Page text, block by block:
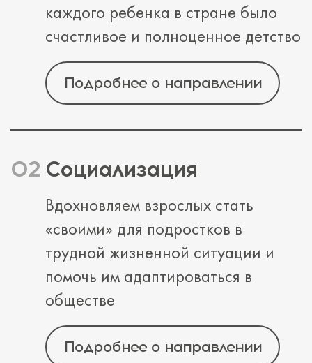
каждого ребенка в стране было
счастливое и полноценное детство
Подробнее о направлении
Социализация
Вдохновляем взрослых стать
«своими» для подростков в
трудной жизненной ситуации и
помочь им адаптироваться в
обществе
Подробнее о направлении